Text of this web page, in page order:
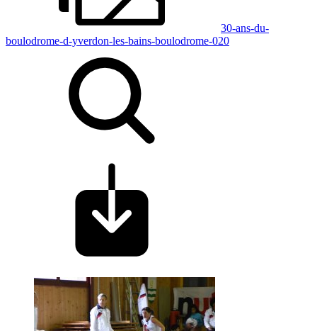
30-ans-du-
boulodrome-d-yverdon-les-bains-boulodrome-020